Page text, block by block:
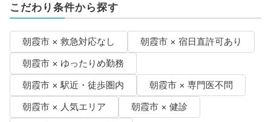
こだわり条件から探す
朝霞市 × 救急対応なし
朝霞市 × 宿日直許可あり
朝霞市 × ゆったりめ勤務
朝霞市 × 駅近・徒歩圏内
朝霞市 × 専門医不問
朝霞市 × 人気エリア
朝霞市 × 健診